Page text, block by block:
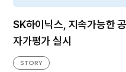
SK하이닉스, 지속가능한
자가평가 실시
STORY